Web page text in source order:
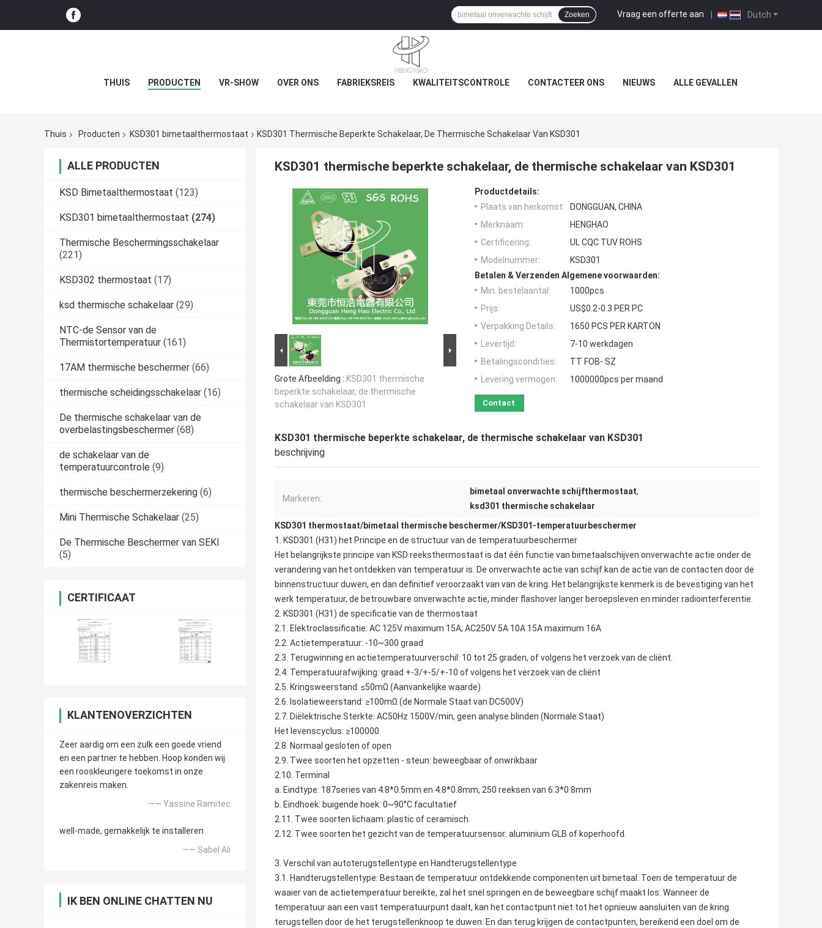
Dutch
Vraag een offerte aan |
Zoeken
THUIS PRODUCTEN VR-SHOW OVER ONS FABRIEKSREIS KWALITEITSCONTROLE CONTACTEER ONS NIEUWS ALLE GEVALLEN
Thuis Producten KSD301 bimetaalthermostaat KSD301 Thermische Beperkte Schakelaar, De Thermische Schakelaar Van KSD301
ALLE PRODUCTEN
KSD Bimetaalthermostaat (123)
KSD301 bimetaalthermostaat (274)
Thermische Beschermingsschakelaar
(221)
KSD302 thermostaat (17)
ksd thermische schakelaar (29)
NTC-de Sensor van de
Thermistortemperatuur (161)
17AM thermische beschermer (66)
thermische scheidingsschakelaar (16)
De thermische schakelaar van de
overbelastingsbeschermer (68)
de schakelaar van de
temperatuurcontrole (9)
thermische beschermerzekering (6)
Mini Thermische Schakelaar (25)
De Thermische Beschermer van SEKI
(5)
CERTIFICAAT
KLANTENOVERZICHTEN
Zeer aardig om een zulk een goede vriend
en een partner te hebben. Hoop konden wij
een rooskleurigere toekomst in onze
zakenreis maken.
—— Yassine Ramitec
well-made, gemakkelijk te installeren
—— Sabel Ali
IK BEN ONLINE CHATTEN NU
KSD301 thermische beperkte schakelaar, de thermische schakelaar van KSD301
Grote Afbeelding : KSD301 thermische
beperkte schakelaar, de thermische
schakelaar van KSD301
Productdetails:
Plaats van herkomst:
DONGGUAN, CHINA
Merknaam:
HENGHAO
Certificering:
UL CQC TUV ROHS
Modelnummer:
KSD301
Betalen & Verzenden Algemene voorwaarden:
Min. bestelaantal:
1000pcs
Prijs:
US$0.2-0.3 PER PC
Verpakking Details:
1650 PCS PER KARTON
Levertijd:
7-10 werkdagen
Betalingscondities:
TT FOB- SZ
Levering vermogen:
1000000pcs per maand
Contact
KSD301 thermische beperkte schakelaar, de thermische schakelaar van KSD301
beschrijving
Markeren:
bimetaal onverwachte schijfthermostaat,
ksd301 thermische schakelaar
KSD301 thermostaat/bimetaal thermische beschermer/KSD301-temperatuurbeschermer
1. KSD301 (H31) het Principe en de structuur van de temperatuurbeschermer
Het belangrijkste principe van KSD reeksthermostaat is dat één functie van bimetaalschijven onverwachte actie onder de
verandering van het ontdekken van temperatuur is. De onverwachte actie van schijf kan de actie van de contacten door de
binnenstructuur duwen, en dan definitief veroorzaakt van van de kring. Het belangrijkste kenmerk is de bevestiging van het
werk temperatuur, de betrouwbare onverwachte actie, minder flashover langer beroepsleven en minder radiointerferentie.
2. KSD301 (H31) de specificatie van de thermostaat
2.1. Elektroclassificatie: AC 125V maximum 15A; AC250V 5A 10A 15A maximum 16A
2.2. Actietemperatuur: -10~300 graad
2.3. Terugwinning en actietemperatuurverschil: 10 tot 25 graden, of volgens het verzoek van de cliënt.
2.4. Temperatuurafwijking: graad +-3/+-5/+-10 of volgens het verzoek van de cliënt
2.5. Kringsweerstand: ≤50mΩ (Aanvankelijke waarde)
2.6. Isolatieweerstand: ≥100mΩ (de Normale Staat van DC500V)
2.7. Diëlektrische Sterkte: AC50Hz 1500V/min, geen analyse blinden (Normale Staat)
Het levenscyclus: ≥100000
2.8. Normaal gesloten of open
2.9. Twee soorten het opzetten - steun: beweegbaar of onwrikbaar
2.10. Terminal
a. Eindtype: 187series van 4.8*0.5mm en 4.8*0.8mm, 250 reeksen van 6.3*0.8mm
b. Eindhoek: buigende hoek: 0~90°C facultatief
2.11. Twee soorten lichaam: plastic of ceramisch.
2.12. Twee soorten het gezicht van de temperatuursensor: aluminium GLB of koperhoofd.
3. Verschil van autoterugstellentype en Handterugstellentype
3.1. Handterugstellentype: Bestaan de temperatuur ontdekkende componenten uit bimetaal. Toen de temperatuur de
waaier van de actietemperatuur bereikte, zal het snel springen en de beweegbare schijf maakt los. Wanneer de
temperatuur aan een vast temperatuurpunt daalt, kan het contactpunt niet tot het opnieuw aansluiten van de kring
terugstellen door de het terugstellenknoop te duwen. En dan terug krijgen de contactpunten, bereikend een doel om de